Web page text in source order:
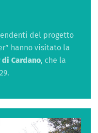
del progetto
hanno visitato la
Cardano, che la